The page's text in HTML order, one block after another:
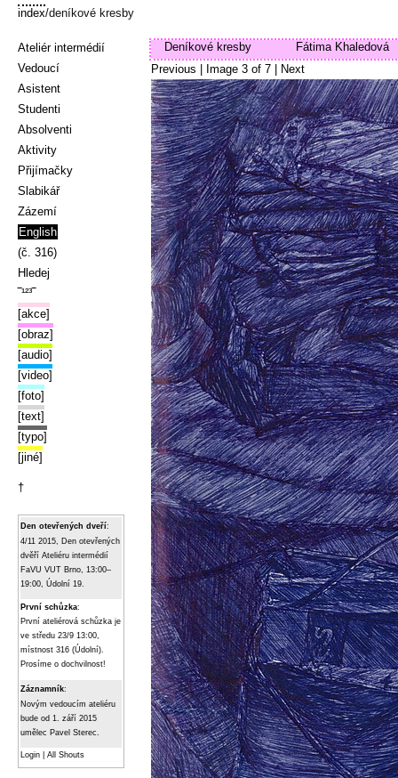
index/deníkové kresby
Ateliér intermédií
Vedoucí
Asistent
Studenti
Absolventi
Aktivity
Přijímačky
Slabikář
Zázemí
English
(č. 316)
Hledej
‾¹²³‾
[akce]
[obraz]
[audio]
[video]
[foto]
[text]
[typo]
[jiné]
†
Den otevřených dveří:
4/11 2015, Den otevřených
dvěří Ateliéru intermédií
FaVU VUT Brno, 13:00–
19:00, Údolní 19.
První schůzka:
První ateliérová schůzka je
ve středu 23/9 13:00,
místnost 316 (Údolní).
Prosíme o dochvilnost!
Záznamník:
Novým vedoucím ateliéru
bude od 1. září 2015
umělec Pavel Sterec.
Login All Shouts
Deníkové kresby
Fátima Khaledová
Previous | Image 3 of 7 Next